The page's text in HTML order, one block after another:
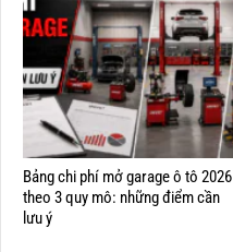
Bảng chi phí mở garage ô tô 2026
theo 3 quy mô: những điểm cần
lưu ý